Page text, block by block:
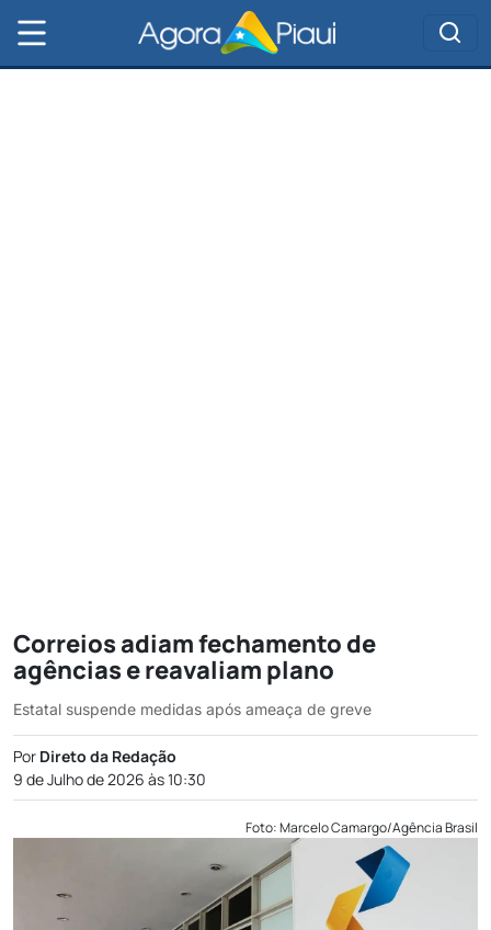
Correios adiam fechamento de
agências e reavaliam plano
Estatal suspende medidas após ameaça de greve
Por Direto da Redação
9 de Julho de 2026 às 10:30
Foto: Marcelo Camargo/Agência Brasil